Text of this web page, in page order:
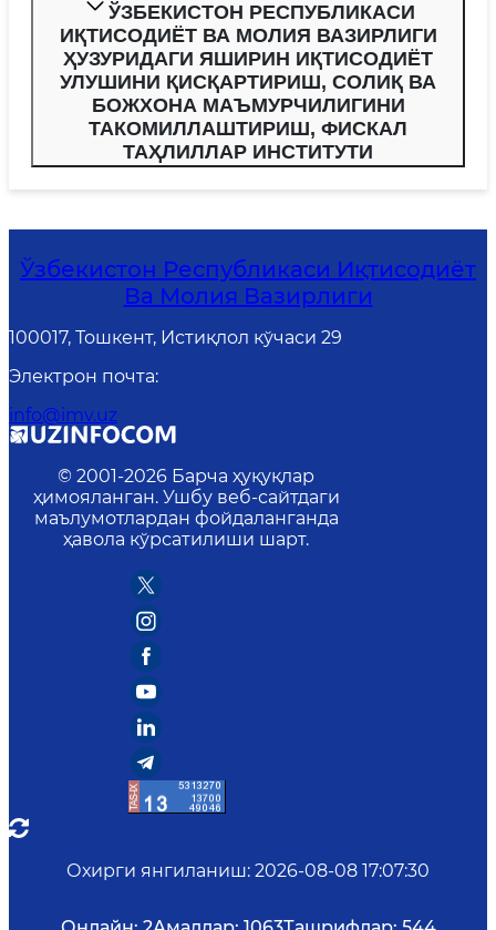
ЎЗБЕКИСТОН РЕСПУБЛИКАСИ
ИҚТИСОДИЁТ ВА МОЛИЯ ВАЗИРЛИГИ
ҲУЗУРИДАГИ ЯШИРИН ИҚТИСОДИЁТ
УЛУШИНИ ҚИСҚАРТИРИШ, СОЛИҚ ВА
БОЖХОНА МАЪМУРЧИЛИГИНИ
ТАКОМИЛЛАШТИРИШ, ФИСКАЛ
ТАҲЛИЛЛАР ИНСТИТУТИ
Ўзбекистон Республикаси Иқтисодиёт
Ва Молия Вазирлиги
100017, Тошкент, Истиқлол кўчаси 29
Электрон почта:
info@imv.uz
© 2001-2026 Барча ҳуқуқлар
ҳимояланган. Ушбу веб-сайтдаги
маълумотлардан фойдаланганда
ҳавола кўрсатилиши шарт.
Охирги янгиланиш: 2026-08-08 17:07:30